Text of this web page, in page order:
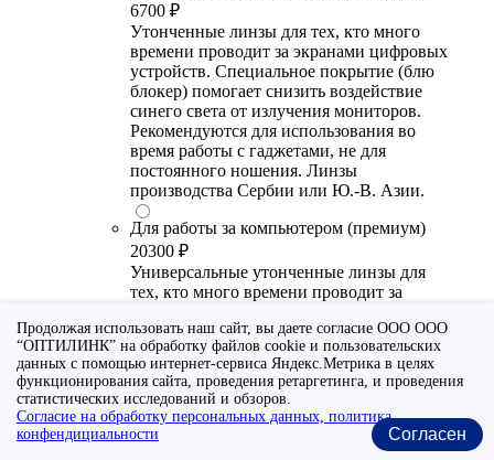
6700 ₽
Утонченные линзы для тех, кто много
времени проводит за экранами цифровых
устройств. Специальное покрытие (блю
блокер) помогает снизить воздействие
синего света от излучения мониторов.
Рекомендуются для использования во
время работы с гаджетами, не для
постоянного ношения. Линзы
производства Сербии или Ю.-В. Азии.
Для работы за компьютером (премиум)
20300 ₽
Универсальные утонченные линзы для
тех, кто много времени проводит за
Специальное покрытие помогает
выборочно фильтровать вредный для
глаза диапазон синего спектра света.
Очки с такими линзами прекрасно
подходят и для работы с гаджетами, и для
повседневного ношения. Линзы от
ведущих европейских и японских
Продолжая использовать наш сайт, вы даете согласие ООО ООО
“ОПТИЛИНК” на обработку файлов cookie и пользовательских
данных с помощью интернет-сервиса Яндекс.Метрика в целях
функционирования сайта, проведения ретаргетинга, и проведения
статистических исследований и обзоров.
Согласие на обработку персональных данных, политика
конфендициальности
Согласен